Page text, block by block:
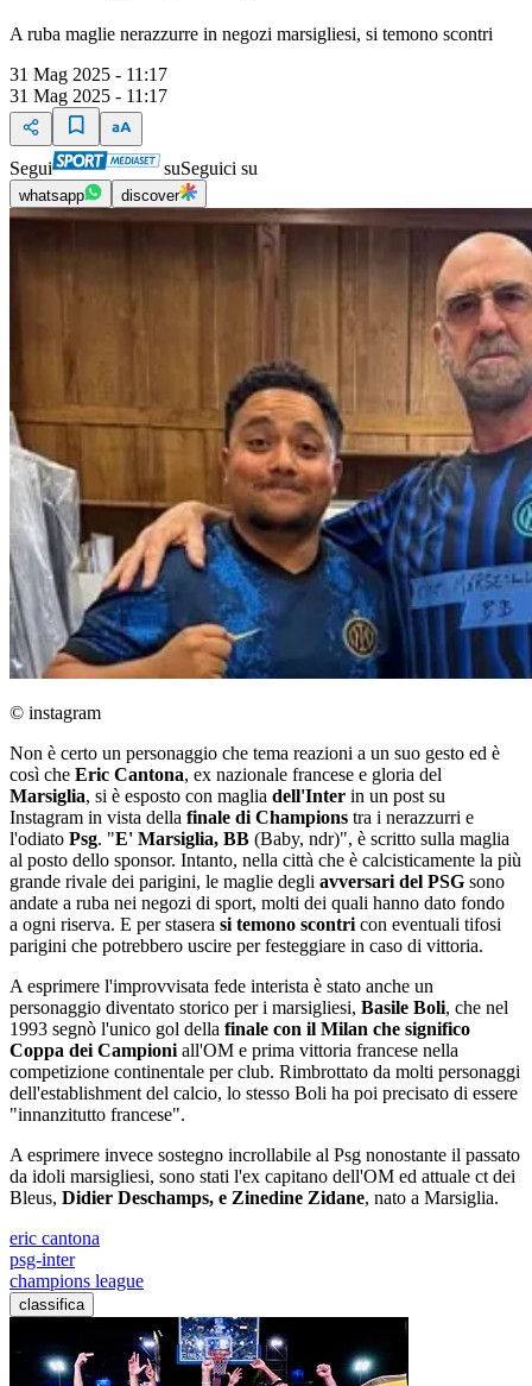
A ruba maglie nerazzurre in negozi marsigliesi, si temono scontri
31 Mag 2025 - 11:17
31 Mag 2025 - 11:17
Segui suSeguici su
whatsapp discover
© instagram
Non è certo un personaggio che tema reazioni a un suo gesto ed è
così che Eric Cantona, ex nazionale francese e gloria del
Marsiglia, si è esposto con maglia dell'Inter in un post su
Instagram in vista della finale di Champions tra i nerazzurri e
l'odiato Psg. "E' Marsiglia, BB (Baby, ndr)", è scritto sulla maglia
al posto dello sponsor. Intanto, nella città che è calcisticamente la più
grande rivale dei parigini, le maglie degli avversari del PSG sono
andate a ruba nei negozi di sport, molti dei quali hanno dato fondo
a ogni riserva. E per stasera si temono scontri con eventuali tifosi
parigini che potrebbero uscire per festeggiare in caso di vittoria.
A esprimere l'improvvisata fede interista è stato anche un
personaggio diventato storico per i marsigliesi, Basile Boli, che nel
1993 segnò l'unico gol della finale con il Milan che significo
Coppa dei Campioni all'OM e prima vittoria francese nella
competizione continentale per club. Rimbrottato da molti personaggi
dell'establishment del calcio, lo stesso Boli ha poi precisato di essere
"innanzitutto francese".
A esprimere invece sostegno incrollabile al Psg nonostante il passato
da idoli marsigliesi, sono stati l'ex capitano dell'OM ed attuale ct dei
Bleus, Didier Deschamps, e Zinedine Zidane, nato a Marsiglia.
eric cantona
psg-inter
champions league
classifica